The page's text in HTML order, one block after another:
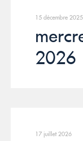
15 décembre 2025
2026
17 juillet 2026